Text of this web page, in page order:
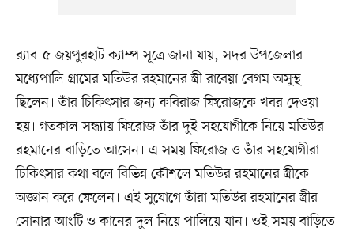
র‍্যাব-৫ জয়পুরহাট ক্যাম্প সূত্রে জানা যায়, সদর উপজেলার
মধ্যেপালি গ্রামের মতিউর রহমানের স্ত্রী রাবেয়া বেগম অসুস্থ
ছিলেন। তাঁর চিকিৎসার জন্য কবিরাজ ফিরোজকে খবর দেওয়া
হয়। গতকাল সন্ধ্যায় ফিরোজ তাঁর দুই সহযোগীকে নিয়ে মতিউর
রহমানের বাড়িতে আসেন। এ সময় ফিরোজ ও তাঁর সহযোগীরা
চিকিৎসার কথা বলে বিভিন্ন কৌশলে মতিউর রহমানের স্ত্রীকে
অজ্ঞান করে ফেলেন। এই সুযোগে তাঁরা মতিউর রহমানের স্ত্রীর
সোনার আংটি ও কানের দুল নিয়ে পালিয়ে যান। ওই সময় বাড়িতে